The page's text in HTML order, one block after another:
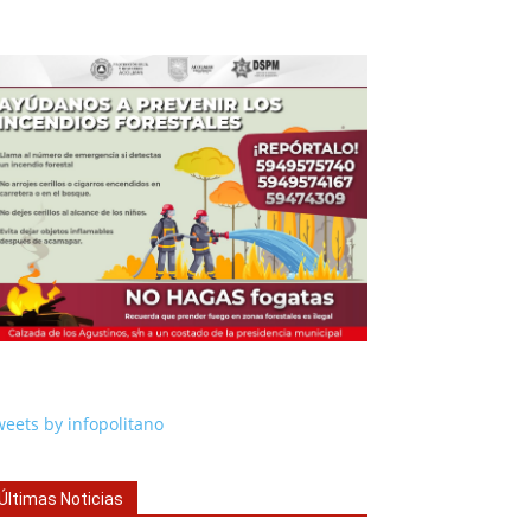
by infopolitano
Noticias